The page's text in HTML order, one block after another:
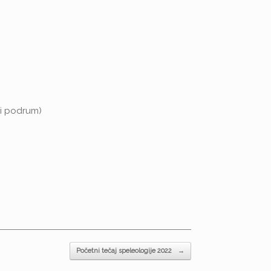
podrum)
Početni tečaj speleologije 2022 →